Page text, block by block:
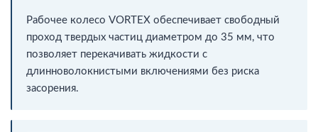
Рабочее колесо VORTEX обеспечивает свободный
проход твердых частиц диаметром до 35 мм, что
позволяет перекачивать жидкости с
длинноволокнистыми включениями без риска
засорения.